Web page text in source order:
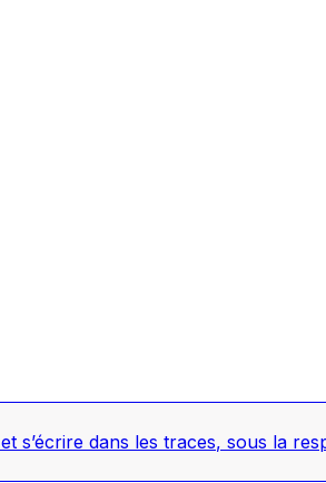
s’écrire dans les traces, sous la